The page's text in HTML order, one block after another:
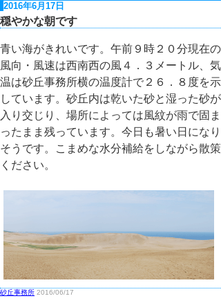
2016年6月17日
穏やかな朝です
青い海がきれいです。午前９時２０分現在の
風向・風速は西南西の風４．３メートル、気
温は砂丘事務所横の温度計で２６．８度を示
しています。砂丘内は乾いた砂と湿った砂が
入り交じり、場所によっては風紋が雨で固ま
ったまま残っています。今日も暑い日になり
そうです。こまめな水分補給をしながら散策
ください。
砂丘事務所 2016/06/17